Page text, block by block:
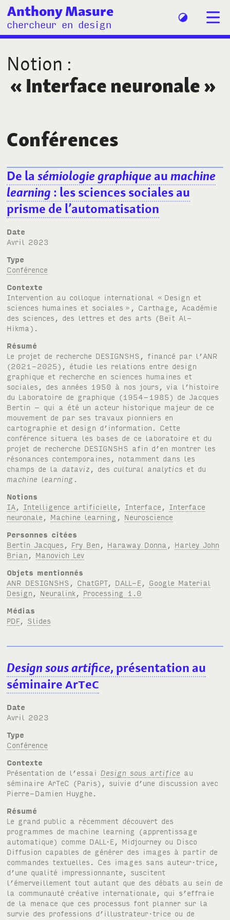
Anthony Masure
chercheur en design
Notion :
« Interface neuronale»
Conférences
De lasémiologie graphiqueaumachine
learning : les sciences sociales au
prisme de l’automatisation
Date
avril 2023
Type
Conférence
Contexte
Intervention au colloque international « Design et
sciences humaines et sociales », Carthage, Académie
des sciences, des lettres et des arts (Beït Al-
Hikma).
Résumé
Le projet de recherche DESIGNSHS , financé par l’ANR
(2021-2025), étudie les relations entre design
graphique et recherche en sciences humaines et
sociales, des années 1950 à nos jours, via l’histoire
du Laboratoire de graphique (1954-1985) de Jacques
Bertin – qui a été un acteur historique majeur de ce
mouvement de par ses travaux pionniers en
cartographie et design d’information. Cette
conférence situera les bases de ce laboratoire et du
projet de recherche DESIGNSHS afin d’en montrer les
résonances contemporaines, notamment dans les
champs de la dataviz , des cultural analytics et du
machine learning
Notions
IA
Intelligence artificielle Interface
Interface
neuronale
Machine learning
Neuroscience
Personnes citées
Bertin Jacques
Fry Ben Haraway Donna
Harley John
Brian
Manovich Lev
Objets mentionnés
ANR DESIGNSHS
ChatGPT, DALL-E
Google Material
Design
Neuralink
Processing 1.0
Médias
PDF, Slides
Design sous artifice, présentation au
séminaireArTeC
Date
avril 2023
Type
Conférence
Contexte
Présentation de l’essai Design sous artifice au
séminaire ArTeC (Paris), suivie d’une discussion avec
Pierre-Damien Huyghe.
Résumé
Le grand public a récemment découvert des
programmes de machine learning (apprentissage
automatique) comme DALL·E , Midjourney ou Disco
Diffusion capables de générer des images à partir de
commandes textuelles. Ces images sans auteur·trice,
d’une qualité impressionnante, suscitent
l’émerveillement tout autant que des débats au sein de
la communauté créative internationale, qui s’effraie
de la menace que ces processus font planner sur la
survie des professions d’illustrateur·trice ou de